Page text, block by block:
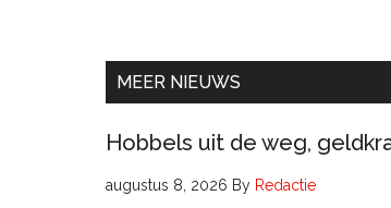
Commissarissen
MEER NIEUWS
Hobbels uit de weg,
augustus 8, 2026 By Redactie